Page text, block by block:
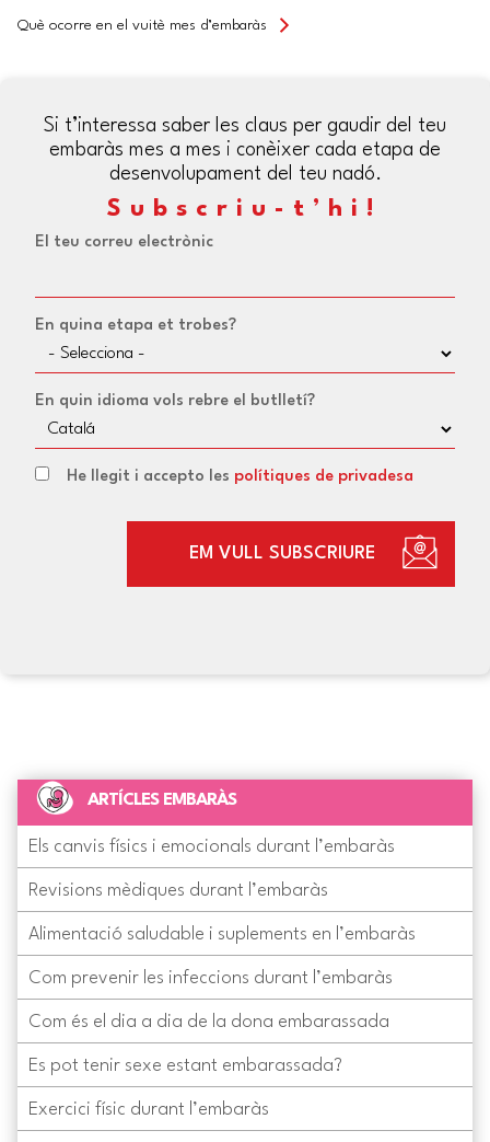
Què ocorre en el vuitè mes d’embaràs
Si t’interessa saber les claus per gaudir del teu
embaràs mes a mes i conèixer cada etapa de
desenvolupament del teu nadó.
Subscriu-t’hi!
El teu correu electrònic
En quina etapa et trobes?
En quin idioma vols rebre el butlletí?
He llegit i accepto les polítiques de privadesa
EM VULL SUBSCRIURE
ARTÍCLES EMBARÀS
Els canvis físics i emocionals durant l’embaràs
Revisions mèdiques durant l’embaràs
Alimentació saludable i suplements en l’embaràs
Com prevenir les infeccions durant l’embaràs
Com és el dia a dia de la dona embarassada
Es pot tenir sexe estant embarassada?
Exercici físic durant l’embaràs